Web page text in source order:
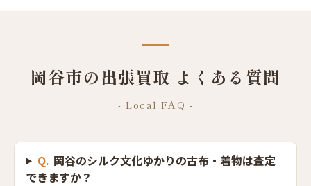
岡谷市の出張買取 よくある質問
- Local FAQ -
Q. 岡谷のシルク文化ゆかりの古布・着物は査定
できますか？